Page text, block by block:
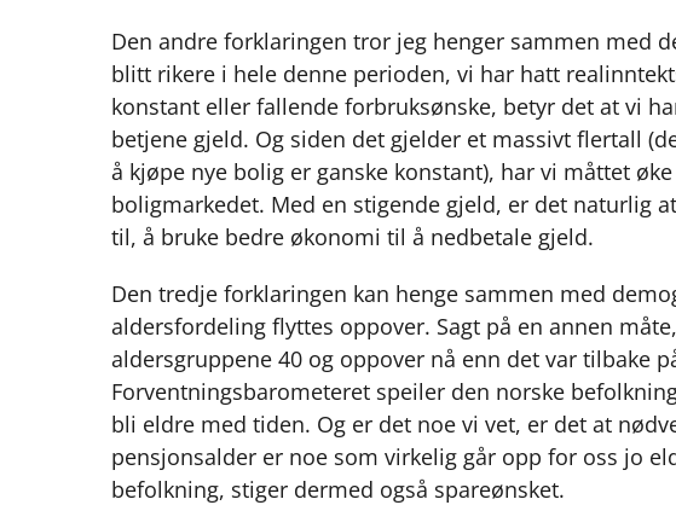
Den andre forklaringen tror jeg henger sammen med
blitt rikere i hele denne perioden, vi har hatt
konstant eller fallende forbruksønske, betyr det at vi
betjene gjeld. Og siden det gjelder et massivt flertall
å kjøpe nye bolig er ganske konstant), har vi måttet
boligmarkedet. Med en stigende gjeld, er det naturlig
til, å bruke bedre økonomi til å nedbetale gjeld.
Den tredje forklaringen kan henge sammen med
aldersfordeling flyttes oppover. Sagt på en annen
aldersgruppene 40 og oppover nå enn det var tilbake
Forventningsbarometeret speiler den norske
bli eldre med tiden. Og er det noe vi vet, er det at
pensjonsalder er noe som virkelig går opp for oss jo
befolkning, stiger dermed også spareønsket.